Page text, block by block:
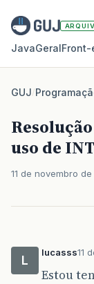
JavaGeral
GUJ/
uso de
11 de novembro
L
lucasss11
Estou